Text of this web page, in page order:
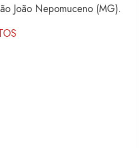
João Nepomuceno (MG).